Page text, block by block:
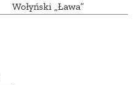
Wołyński „Ława”